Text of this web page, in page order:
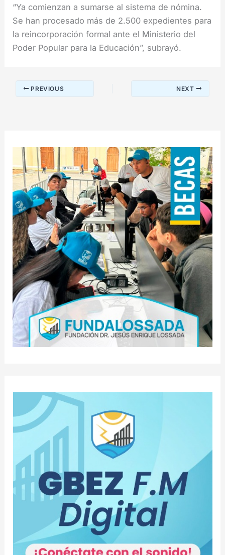
“Ya comienzan a sumarse al sistema de nómina.
Se han procesado más de 2.500 expedientes para
la reincorporación formal ante el Ministerio del
Poder Popular para la Educación”, subrayó.
PREVIOUS NEXT